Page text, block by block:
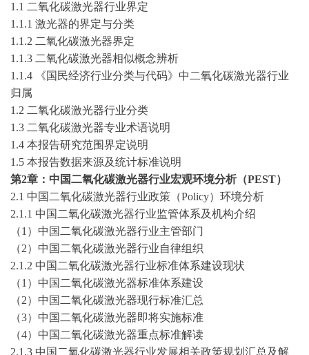
1.1 二氧化碳激光器行业界定
1.1.1 激光器的界定与分类
1.1.2 二氧化碳激光器界定
1.1.3 二氧化碳激光器相似概念辨析
1.1.4 《国民经济行业分类与代码》中二氧化碳激光器行业
归属
1.2 二氧化碳激光器行业分类
1.3 二氧化碳激光器专业术语说明
1.4 本报告研究范围界定说明
1.5 本报告数据来源及统计标准说明
第2章：中国二氧化碳激光器行业宏观环境分析（PEST）
2.1 中国二氧化碳激光器行业政策（Policy）环境分析
2.1.1 中国二氧化碳激光器行业监管体系及机构介绍
（1）中国二氧化碳激光器行业主管部门
（2）中国二氧化碳激光器行业自律组织
2.1.2 中国二氧化碳激光器行业标准体系建设现状
（1）中国二氧化碳激光器标准体系建设
（2）中国二氧化碳激光器现行标准汇总
（3）中国二氧化碳激光器即将实施标准
（4）中国二氧化碳激光器重点标准解读
2.1.3 中国二氧化碳激光器行业发展相关政策规划汇总及解